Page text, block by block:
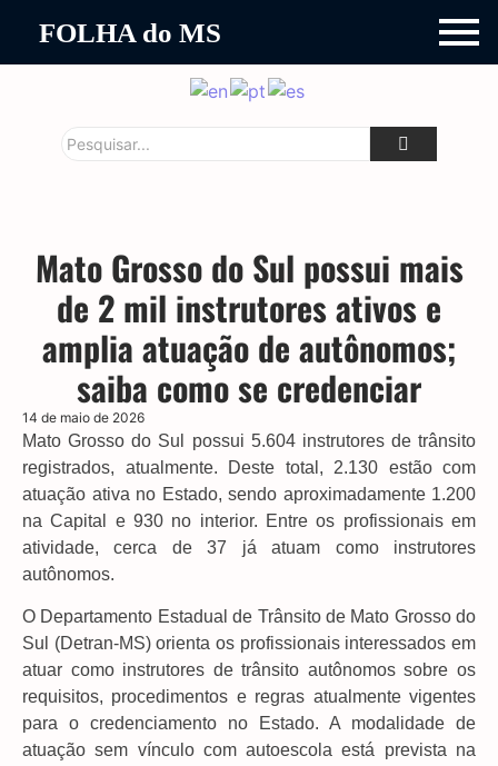
FOLHA do MS
Mato Grosso do Sul possui mais
de 2 mil instrutores ativos e
amplia atuação de autônomos;
saiba como se credenciar
14 de maio de 2026
Mato Grosso do Sul possui 5.604 instrutores de trânsito
registrados, atualmente. Deste total, 2.130 estão com
atuação ativa no Estado, sendo aproximadamente 1.200
na Capital e 930 no interior. Entre os profissionais em
atividade, cerca de 37 já atuam como instrutores
autônomos.
O Departamento Estadual de Trânsito de Mato Grosso do
Sul (Detran-MS) orienta os profissionais interessados em
atuar como instrutores de trânsito autônomos sobre os
requisitos, procedimentos e regras atualmente vigentes
para o credenciamento no Estado. A modalidade de
atuação sem vínculo com autoescola está prevista na